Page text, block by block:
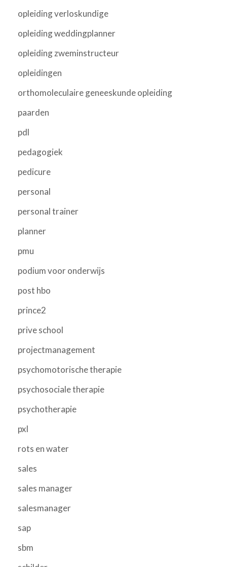
opleiding verloskundige
opleiding weddingplanner
opleiding zweminstructeur
opleidingen
orthomoleculaire geneeskunde opleiding
paarden
pdl
pedagogiek
pedicure
personal
personal trainer
planner
pmu
podium voor onderwijs
post hbo
prince2
prive school
projectmanagement
psychomotorische therapie
psychosociale therapie
psychotherapie
pxl
rots en water
sales
sales manager
salesmanager
sap
sbm